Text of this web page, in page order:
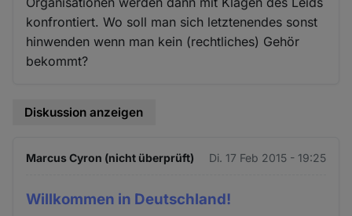
konfrontiert. Wo soll man sich letztenendes sonst
hinwenden wenn man kein (rechtliches) Gehör
bekommt?
Diskussion anzeigen
Marcus Cyron (nicht überprüft) Di. 17 Feb 2015 - 19:25
Willkommen in Deutschland!